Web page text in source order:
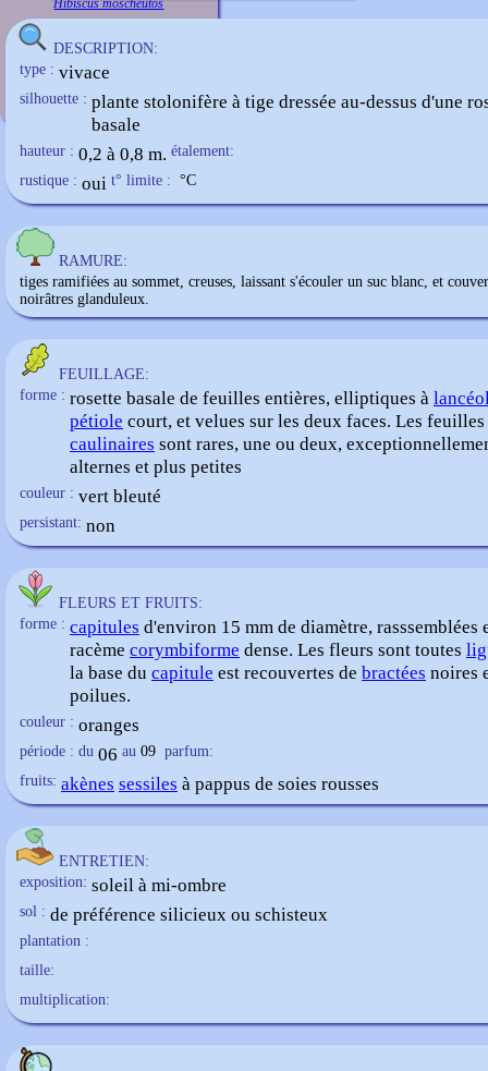
Hibiscus moscheutos
DESCRIPTION:
type : vivace
silhouette : plante stolonifère à tige dressée au-dessus d'une
basale
hauteur : 0,2 à 0,8 m. étalement:
rustique : oui t° limite : °C
RAMURE:
tiges ramifiées au sommet, creuses, laissant s'écouler un suc blanc, et
noirâtres glanduleux.
FEUILLAGE:
forme : rosette basale de feuilles entières, elliptiques à
pétiole court, et velues sur les deux faces. Les feuilles
caulinaires sont rares, une ou deux,
alternes et plus petites
couleur : vert bleuté
persistant: non
FLEURS ET FRUITS:
forme : capitules d'environ 15 mm de diamètre, rasssemblées
racème corymbiforme dense. Les fleurs sont toutes
la base du capitule est recouvertes de bractées noires
poilues.
couleur : oranges
période : du 06 au 09 parfum:
fruits: akènes sessiles à pappus de soies rousses
ENTRETIEN:
exposition: soleil à mi-ombre
sol : de préférence silicieux ou schisteux
plantation :
taille:
multiplication: